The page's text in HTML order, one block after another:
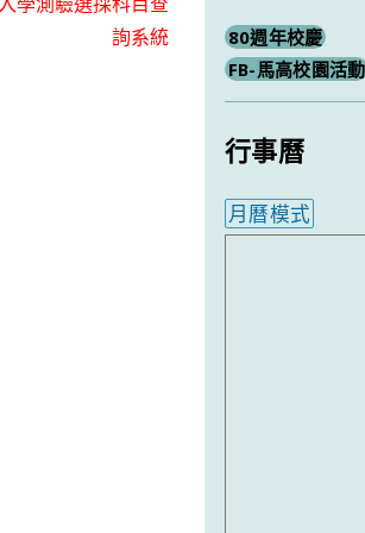
詢系統
80週年校慶
FB-馬高校園活動
行事曆
月曆模式